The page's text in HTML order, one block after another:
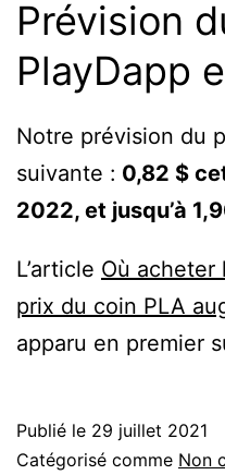
Prévision
PlayDapp
Notre prévision du
suivante : 0,82 $
2022, et jusqu’à
L’article Où acheter
prix du coin PLA
apparu en premier
Publié le 29 juillet 2021
Catégorisé comme Non